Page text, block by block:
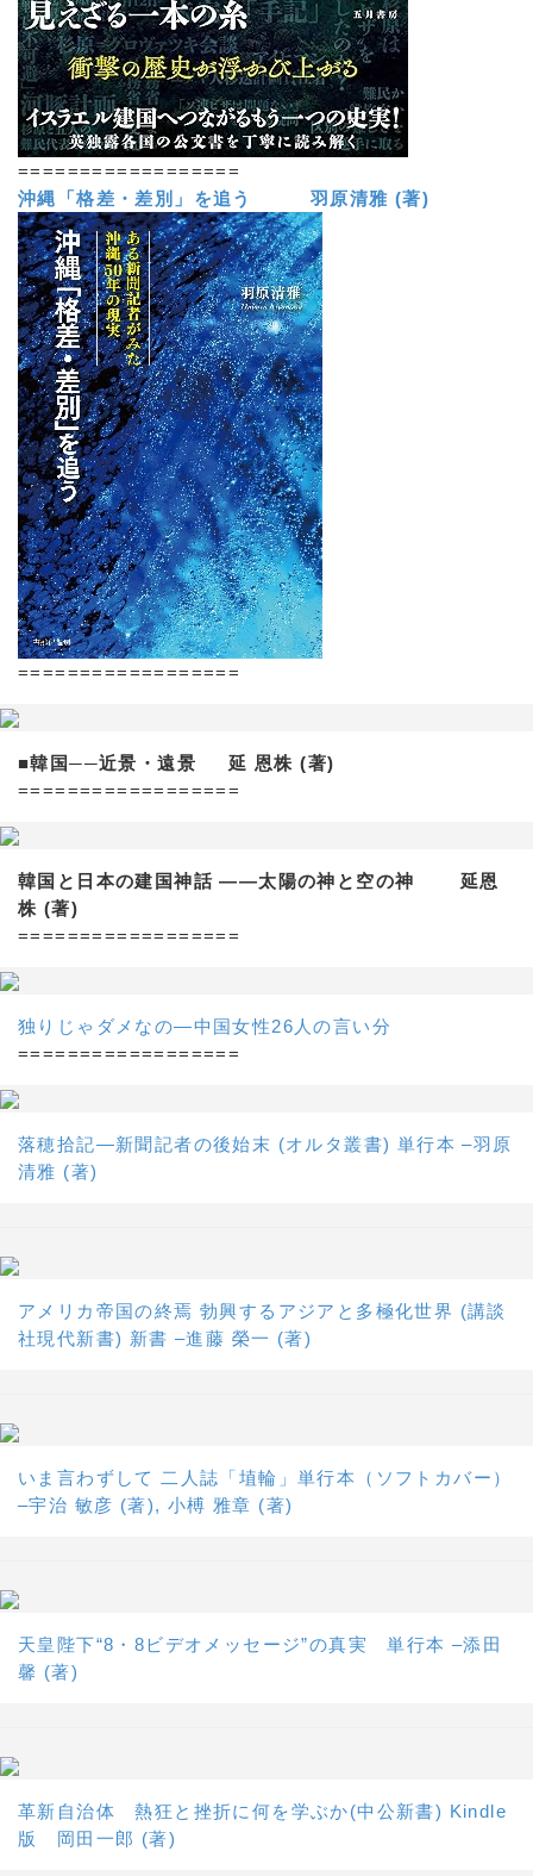
==================
沖縄「格差・差別」を追う 羽原清雅 (著)
==================
■韓国──近景・遠景 延 恩株 (著)
==================
韓国と日本の建国神話 ——太陽の神と空の神 延恩
株 (著)
==================
独りじゃダメなの―中国女性26人の言い分
==================
落穂拾記―新聞記者の後始末 (オルタ叢書) 単行本 –羽原
清雅 (著)
アメリカ帝国の終焉 勃興するアジアと多極化世界 (講談
社現代新書) 新書 –進藤 榮一 (著)
いま言わずして 二人誌「埴輪」単行本（ソフトカバー）
–宇治 敏彦 (著), 小榑 雅章 (著)
天皇陛下“8・8ビデオメッセージ”の真実 単行本 –添田
馨 (著)
革新自治体 熱狂と挫折に何を学ぶか(中公新書) Kindle
版 岡田一郎 (著)